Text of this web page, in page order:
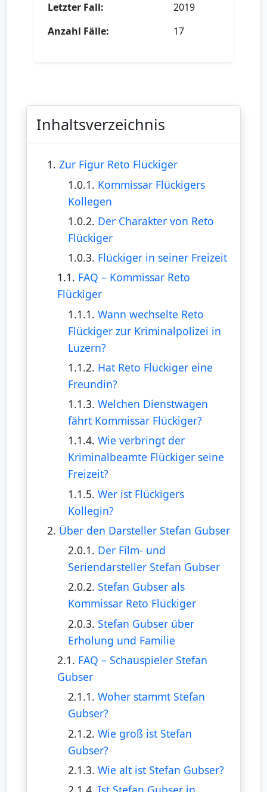
Letzter Fall:
2019
Anzahl Fälle:
17
Inhaltsverzeichnis
1. Zur Figur Reto Flückiger
1.0.1. Kommissar Flückigers
Kollegen
1.0.2. Der Charakter von Reto
Flückiger
1.0.3. Flückiger in seiner Freizeit
1.1. FAQ – Kommissar Reto
Flückiger
1.1.1. Wann wechselte Reto
Flückiger zur Kriminalpolizei in
Luzern?
1.1.2. Hat Reto Flückiger eine
Freundin?
1.1.3. Welchen Dienstwagen
fährt Kommissar Flückiger?
1.1.4. Wie verbringt der
Kriminalbeamte Flückiger seine
Freizeit?
1.1.5. Wer ist Flückigers
Kollegin?
2. Über den Darsteller Stefan Gubser
2.0.1. Der Film- und
Seriendarsteller Stefan Gubser
2.0.2. Stefan Gubser als
Kommissar Reto Flückiger
2.0.3. Stefan Gubser über
Erholung und Familie
2.1. FAQ – Schauspieler Stefan
Gubser
2.1.1. Woher stammt Stefan
Gubser?
2.1.2. Wie groß ist Stefan
Gubser?
2.1.3. Wie alt ist Stefan Gubser?